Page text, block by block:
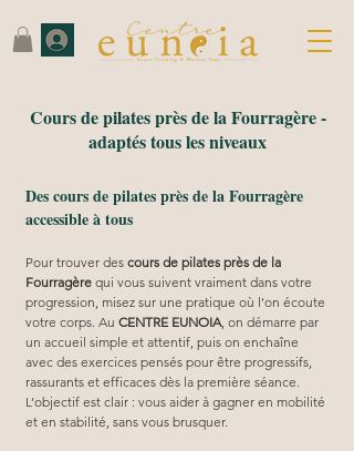
Cours de pilates près de la Fourragère -
adaptés tous les niveaux
Des cours de pilates près de la Fourragère
accessible à tous
Pour trouver des cours de pilates près de la
Fourragère qui vous suivent vraiment dans votre
progression, misez sur une pratique où l’on écoute
votre corps. Au CENTRE EUNOIA, on démarre par
un accueil simple et attentif, puis on enchaîne
avec des exercices pensés pour être progressifs,
rassurants et efficaces dès la première séance.
L’objectif est clair : vous aider à gagner en mobilité
et en stabilité, sans vous brusquer.